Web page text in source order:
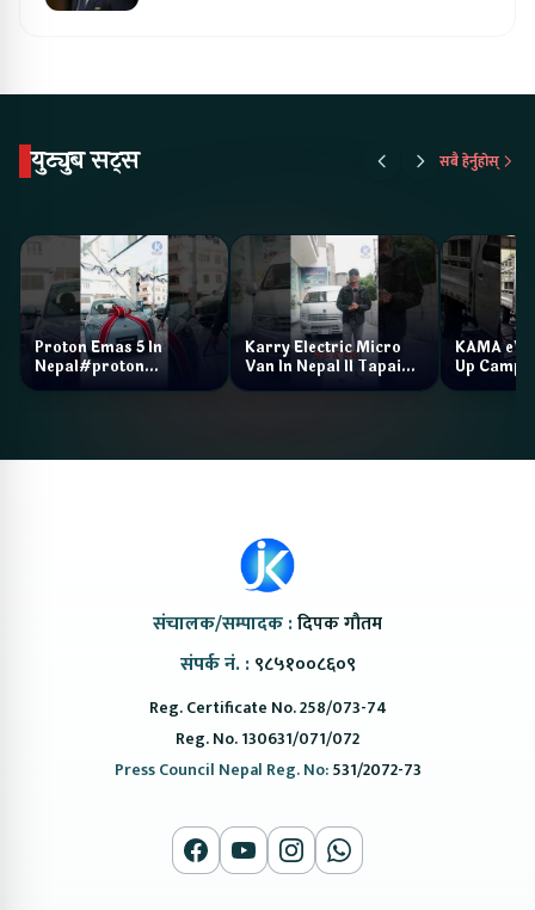
युट्युब सट्स सबै हेर्नुहोस्
Proton Emas 5 In
Nepal#proton
#protonemas5#protonnepal#evcarnepal
Karry Electric Micro
Van In Nepal II Tapaiko
Bazar II Jankari
KAMA eV
Up Camp
संचालक/सम्पादक :दिपक गौतम
संपर्क नं. : ९८५१००८६०९
Reg. Certificate No. 258/073-74
Reg. No. 130631/071/072
Press Council Nepal Reg. No:531/2072-73